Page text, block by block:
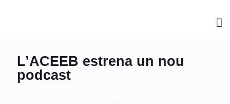
L’ACEEB estrena un nou
podcast